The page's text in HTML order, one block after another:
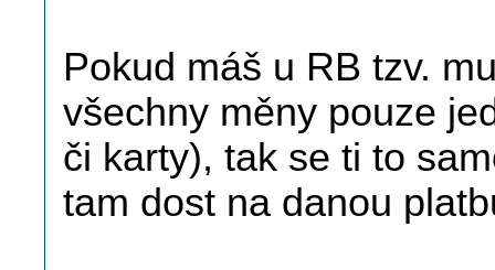
Pokud máš u RB tzv.
všechny měny pouze
či karty), tak se ti to
tam dost na danou